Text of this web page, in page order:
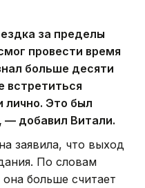
за пределы
провести время
больше десяти
встретиться
Это был
— добавил Витали.
заявила, что выход
По словам
больше считает